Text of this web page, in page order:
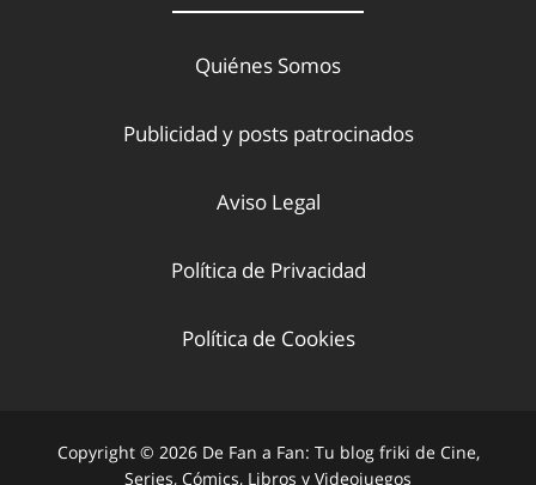
Quiénes Somos
Publicidad y posts patrocinados
Aviso Legal
Política de Privacidad
Política de Cookies
Copyright © 2026 De Fan a Fan: Tu blog friki de Cine,
Series, Cómics, Libros y Videojuegos